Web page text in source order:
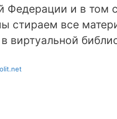
Федерации и в том
стираем все
виртуальной